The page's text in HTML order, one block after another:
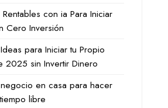
con ia Para Iniciar
Cero Inversión
para Iniciar tu Propio
2025 sin Invertir Dinero
en casa para hacer
libre